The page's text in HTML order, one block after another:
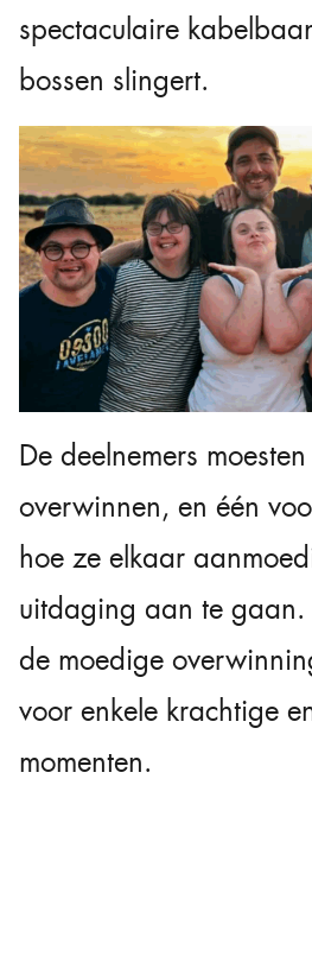
spectaculaire
bossen slingert.
De deelnemers
overwinnen, en één
hoe ze elkaar
uitdaging aan te gaan.
de moedige
voor enkele krachtige
momenten.